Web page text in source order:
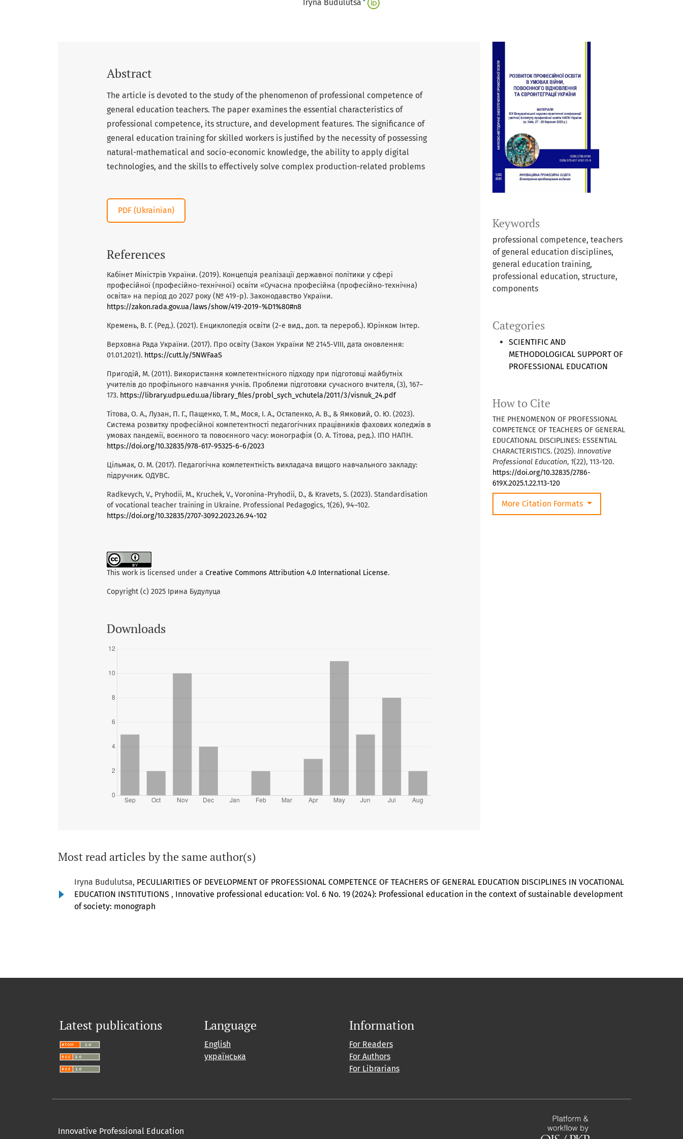
Iryna Budulutsa
Keywords
professional competence, teachers
of general education disciplines,
general education training,
professional education, structure,
components
Categories
SCIENTIFIC AND
METHODOLOGICAL SUPPORT OF
PROFESSIONAL EDUCATION
How to Cite
THE PHENOMENON OF PROFESSIONAL
COMPETENCE OF TEACHERS OF GENERAL
EDUCATIONAL DISCIPLINES: ESSENTIAL
CHARACTERISTICS. (2025). Innovative
Professional Education, 1(22), 113-120.
https://doi.org/10.32835/2786-
619X.2025.1.22.113-120
More Citation Formats
Abstract
The article is devoted to the study of the phenomenon of professional competence of
general education teachers. The paper examines the essential characteristics of
professional competence, its structure, and development features. The significance of
general education training for skilled workers is justified by the necessity of possessing
natural-mathematical and socio-economic knowledge, the ability to apply digital
technologies, and the skills to effectively solve complex production-related problems
PDF (Ukrainian)
References
Кабінет Міністрів України. (2019). Концепція реалізації державної політики у сфері
професійної (професійно-технічної) освіти «Сучасна професійна (професійно-технічна)
освіта» на період до 2027 року (№ 419-р). Законодавство України.
https://zakon.rada.gov.ua/laws/show/419-2019-%D1%80#n8
Кремень, В. Г. (Ред.). (2021). Енциклопедія освіти (2-е вид., доп. та перероб.). Юрінком Інтер.
Верховна Рада України. (2017). Про освіту (Закон України № 2145-VIII, дата оновлення:
01.01.2021). https://cutt.ly/5NWFaaS
Пригодій, М. (2011). Використання компетентнісного підходу при підготовці майбутніх
учителів до профільного навчання учнів. Проблеми підготовки сучасного вчителя, (3), 167–
173. https://library.udpu.edu.ua/library_files/probl_sych_vchutela/2011/3/visnuk_24.pdf
Тітова, О. А., Лузан, П. Г., Пащенко, Т. М., Мося, І. А., Остапенко, А. В., & Ямковий, О. Ю. (2023).
Система розвитку професійної компетентності педагогічних працівників фахових коледжів в
умовах пандемії, воєнного та повоєнного часу: монографія (О. А. Тітова, ред.). ІПО НАПН.
https://doi.org/10.32835/978-617-95325-6-6/2023
Цільмак, О. М. (2017). Педагогічна компетентність викладача вищого навчального закладу:
підручник. ОДУВС.
Radkevych, V., Pryhodii, M., Kruchek, V., Voronina-Pryhodii, D., & Kravets, S. (2023). Standardisation
of vocational teacher training in Ukraine. Professional Pedagogics, 1(26), 94–102.
https://doi.org/10.32835/2707-3092.2023.26.94-102
This work is licensed under a Creative Commons Attribution 4.0 International License.
Copyright (c) 2025 Ірина Будулуца
Downloads
Most read articles by the same author(s)
Iryna Budulutsa, PECULIARITIES OF DEVELOPMENT OF PROFESSIONAL COMPETENCE OF TEACHERS OF GENERAL EDUCATION DISCIPLINES IN VOCATIONAL
EDUCATION INSTITUTIONS , Innovative professional education: Vol. 6 No. 19 (2024): Professional education in the context of sustainable development
of society: monograph
Latest publications Language
English
українська
Information
For Readers
For Authors
For Librarians
Innovative Professional Education